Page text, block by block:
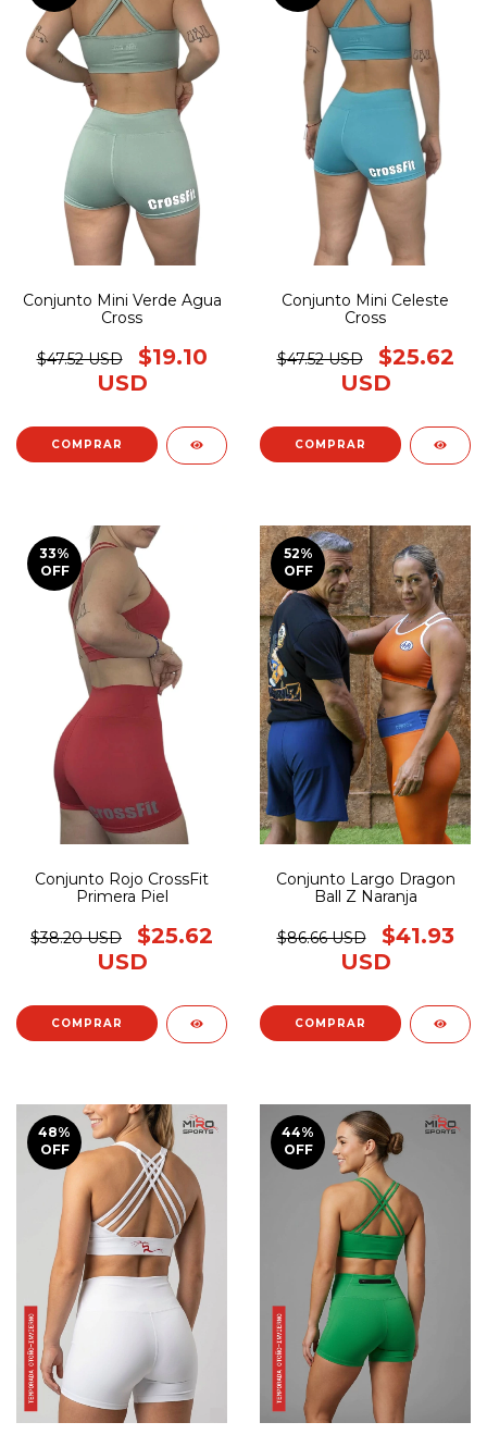
Conjunto Mini Verde Agua
Cross
$47.52 USD
$19.10
USD
COMPRAR
Conjunto Mini Celeste
Cross
$47.52 USD
$25.62
USD
COMPRAR
33%
OFF
Conjunto Rojo CrossFit
Primera Piel
$38.20 USD
$25.62
USD
COMPRAR
52%
OFF
Conjunto Largo Dragon
Ball Z Naranja
$86.66 USD
$41.93
USD
COMPRAR
48%
OFF
44%
OFF